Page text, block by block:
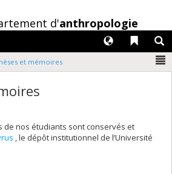
d'anthropologie
Liens
Langues
et mémoires
de nos étudiants sont conservés et
, le dépôt institutionnel de l’Université